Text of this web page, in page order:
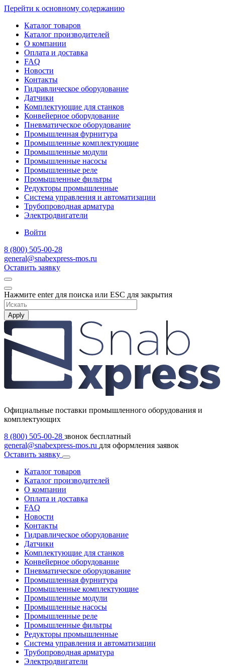
Перейти к основному содержанию
Каталог товаров
Каталог производителей
О компании
Оплата и доставка
FAQ
Новости
Контакты
Гидравлическое оборудование
Датчики
Комплектующие для станков
Конвейерное оборудование
Пневматическое оборудование
Промышленная фурнитура
Промышленные комплектующие
Промышленные модули
Промышленные насосы
Промышленные реле
Промышленные фильтры
Редукторы промышленные
Система управления и автоматизации
Трубопроводная арматура
Электродвигатели
Войти
8 (800) 505-00-28
general@snabexpress-mos.ru
Оставить заявку
Нажмите enter для поиска или ESC для закрытия
Apply
Официальные поставки промышленного оборудования и
комплектующих
8 (800) 505-00-28 звонок бесплатный
general@snabexpress-mos.ru для оформления заявок
Оставить заявку
Каталог товаров
Каталог производителей
О компании
Оплата и доставка
FAQ
Новости
Контакты
Гидравлическое оборудование
Датчики
Комплектующие для станков
Конвейерное оборудование
Пневматическое оборудование
Промышленная фурнитура
Промышленные комплектующие
Промышленные модули
Промышленные насосы
Промышленные реле
Промышленные фильтры
Редукторы промышленные
Система управления и автоматизации
Трубопроводная арматура
Электродвигатели